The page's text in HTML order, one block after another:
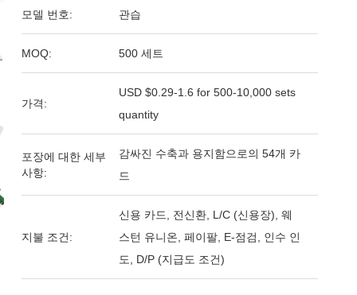
모델 번호: 관습
MOQ: 500 세트
가격:
USD $0.29-1.6 for 500-10,000 sets
quantity
포장에 대한 세부
사항:
감싸진 수축과 용지함으로의 54개 카
드
지불 조건:
신용 카드, 전신환, L/C (신용장), 웨
스턴 유니온, 페이팔, E-점검, 인수 인
도, D/P (지급도 조건)